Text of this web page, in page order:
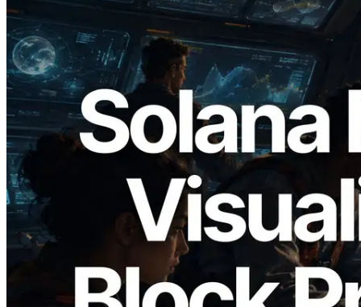
2026.05.24
Validators Solutions lance le Solana Block
Analyzer — Visualisation du temps de
production de bloc par slot et des
validateurs assignés